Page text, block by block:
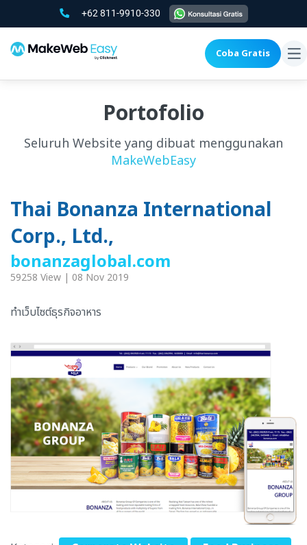
+62 811-9910-330
Coba Gratis
Portofolio
Seluruh Website yang dibuat menggunakan
MakeWebEasy
Thai Bonanza International
Corp., Ltd.,
bonanzaglobal.com
59258 View | 08 Nov 2019
ทำเว็บไซต์ธุรกิจอาหาร